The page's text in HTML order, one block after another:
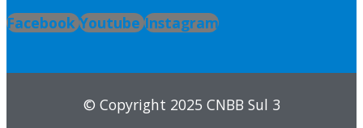
Facebook Youtube Instagram
© Copyright 2025 CNBB Sul 3